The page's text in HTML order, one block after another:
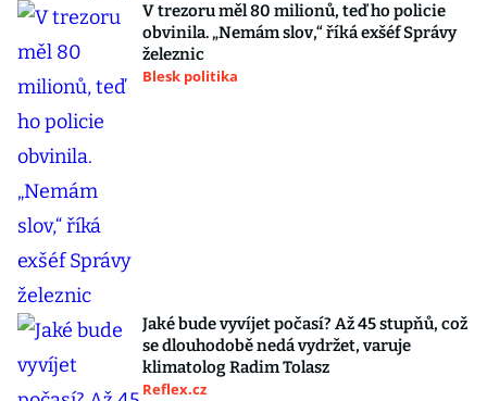
V trezoru měl 80 milionů, teď ho policie
obvinila. „Nemám slov,“ říká exšéf Správy
železnic
Blesk politika
Jaké bude vyvíjet počasí? Až 45 stupňů, což
se dlouhodobě nedá vydržet, varuje
klimatolog Radim Tolasz
Reflex.cz